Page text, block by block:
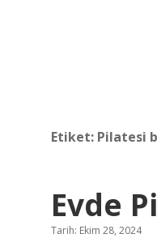
Etiket: Pilatesi
Evde
Tarih: Ekim 28, 2024